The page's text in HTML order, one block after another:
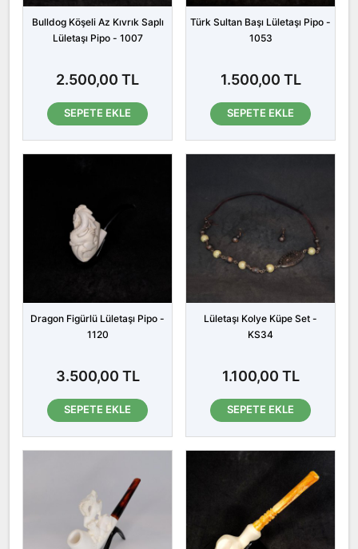
Bulldog Köşeli Az Kıvrık Saplı
Lületaşı Pipo - 1007
2.500,00 TL
SEPETE EKLE
Türk Sultan Başı Lületaşı Pipo -
1053
1.500,00 TL
SEPETE EKLE
Dragon Figürlü Lületaşı Pipo -
1120
3.500,00 TL
SEPETE EKLE
Lületaşı Kolye Küpe Set -
KS34
1.100,00 TL
SEPETE EKLE